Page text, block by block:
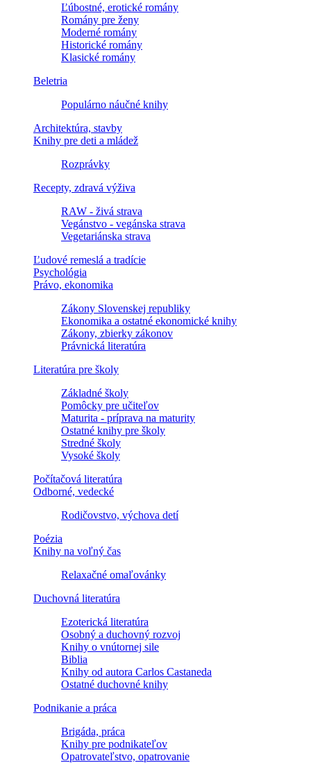
Ľúbostné, erotické romány
Romány pre ženy
Moderné romány
Historické romány
Klasické romány
Beletria
Populárno náučné knihy
Architektúra, stavby
Knihy pre deti a mládež
Rozprávky
Recepty, zdravá výživa
RAW - živá strava
Vegánstvo - vegánska strava
Vegetariánska strava
Ľudové remeslá a tradície
Psychológia
Právo, ekonomika
Zákony Slovenskej republiky
Ekonomika a ostatné ekonomické knihy
Zákony, zbierky zákonov
Právnická literatúra
Literatúra pre školy
Základné školy
Pomôcky pre učiteľov
Maturita - príprava na maturity
Ostatné knihy pre školy
Stredné školy
Vysoké školy
Počítačová literatúra
Odborné, vedecké
Rodičovstvo, výchova detí
Poézia
Knihy na voľný čas
Relaxačné omaľovánky
Duchovná literatúra
Ezoterická literatúra
Osobný a duchovný rozvoj
Knihy o vnútornej sile
Biblia
Knihy od autora Carlos Castaneda
Ostatné duchovné knihy
Podnikanie a práca
Brigáda, práca
Knihy pre podnikateľov
Opatrovateľstvo, opatrovanie